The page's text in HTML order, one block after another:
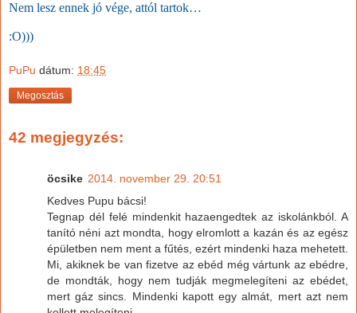
Nem lesz ennek jó vége, attól tartok…
:O)))
PuPu dátum: 18:45
Megosztás
42 megjegyzés:
öcsike 2014. november 29. 20:51
Kedves Pupu bácsi!
Tegnap dél felé mindenkit hazaengedtek az iskolánkból. A
tanító néni azt mondta, hogy elromlott a kazán és az egész
épületben nem ment a fűtés, ezért mindenki haza mehetett.
Mi, akiknek be van fizetve az ebéd még vártunk az ebédre,
de mondták, hogy nem tudják megmelegíteni az ebédet,
mert gáz sincs. Mindenki kapott egy almát, mert azt nem